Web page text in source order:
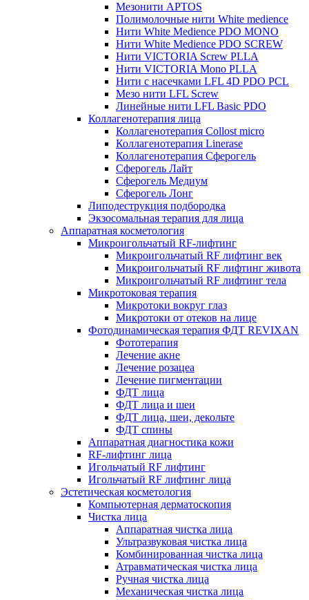
Мезонити APTOS
Полимолочные нити White medience
Нити White Medience PDO MONO
Нити White Medience PDO SCREW
Нити VICTORIA Screw PLLA
Нити VICTORIA Mono PLLA
Нити с насечками LFL 4D PDO PCL
Мезо нити LFL Screw
Линейные нити LFL Basic PDO
Коллагенотерапия лица
Коллагенотерапия Collost micro
Коллагенотерапия Linerase
Коллагенотерапия Сферогель
Сферогель Лайт
Сферогель Медиум
Сферогель Лонг
Липодеструкция подбородка
Экзосомальная терапия для лица
Аппаратная косметология
Микроигольчатый RF-лифтинг
Микроигольчатый RF лифтинг век
Микроигольчатый RF лифтинг живота
Микроигольчатый RF лифтинг тела
Микротоковая терапия
Микротоки вокруг глаз
Микротоки от отеков на лице
Фотодинамическая терапия ФДТ REVIXAN
Фототерапия
Лечение акне
Лечение розацеа
Лечение пигментации
ФДТ лица
ФДТ лица и шеи
ФДТ лица, шеи, декольте
ФДТ спины
Аппаратная диагностика кожи
RF-лифтинг лица
Игольчатый RF лифтинг
Игольчатый RF лифтинг лица
Эстетическая косметология
Компьютерная дерматоскопия
Чистка лица
Аппаратная чистка лица
Ультразвуковая чистка лица
Комбинированная чистка лица
Атравматическая чистка лица
Ручная чистка лица
Механическая чистка лица